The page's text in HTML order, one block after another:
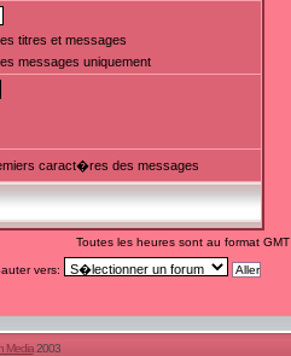
titres et messages
messages uniquement
caract�res des messages
Toutes les heures sont au format GMT
vers:
Media2003